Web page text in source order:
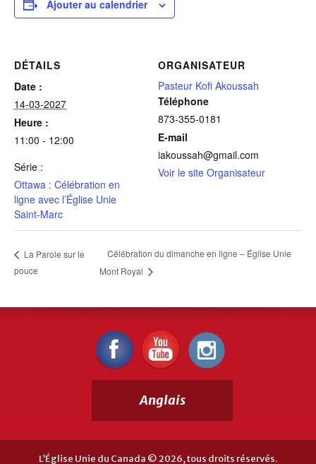
Ajouter au calendrier
DÉTAILS
Date :
14-03-2027
Heure :
11:00 - 12:00
Série :
Ottawa : Célébration en
ligne avec l’Église Unie
Saint-Marc
ORGANISATEUR
Pasteur Kofi Akoussah
Téléphone
873-355-0181
E-mail
iakoussah@gmail.com
Voir le site Organisateur
La Parole sur le
pouce
Célébration du dimanche en ligne – Église Unie
Mont Royal
Anglais
L’Église Unie du Canada © 2026, tous droits réservés.